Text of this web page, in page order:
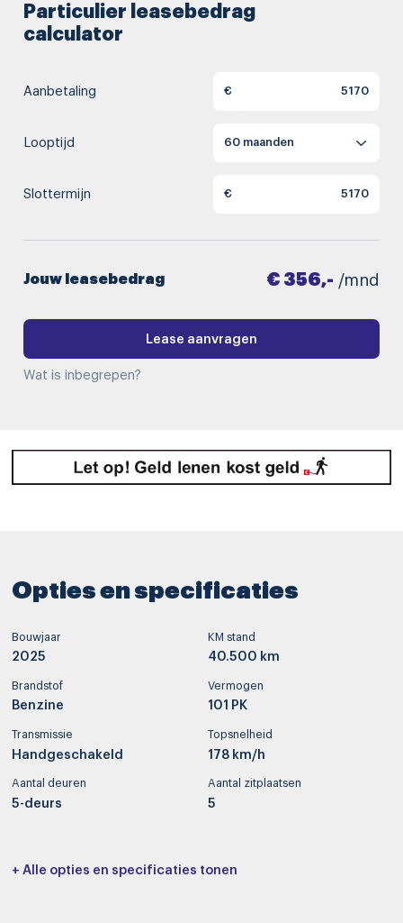
Particulier leasebedrag
calculator
Aanbetaling €
Looptijd
Slottermijn €
Jouw leasebedrag € 356,- /mnd
Lease aanvragen
Wat is inbegrepen?
Opties en specificaties
Bouwjaar
2025
KM stand
40.500 km
Brandstof
Benzine
Vermogen
101 PK
Transmissie
Handgeschakeld
Topsnelheid
178 km/h
Aantal deuren
5-deurs
Aantal zitplaatsen
5
Interieurkleur Bekleding
+ Alle opties en specificaties tonen